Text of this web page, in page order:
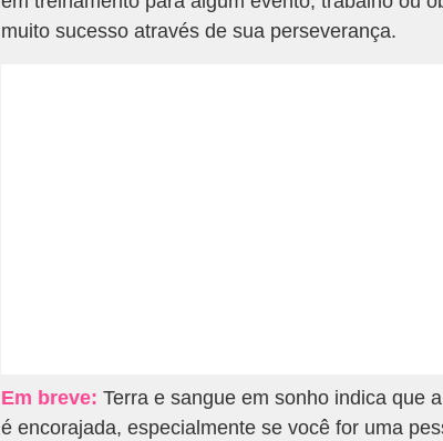
muito sucesso através de sua perseverança.
Em breve: Terra e sangue em sonho indica que
é encorajada, especialmente se você for uma